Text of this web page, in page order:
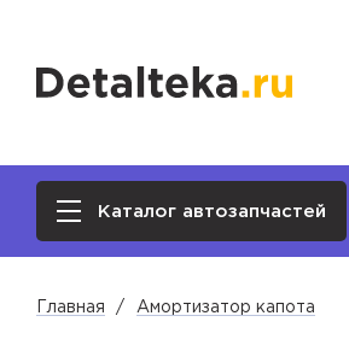
Каталог автозапчастей
Главная Амортизатор капота